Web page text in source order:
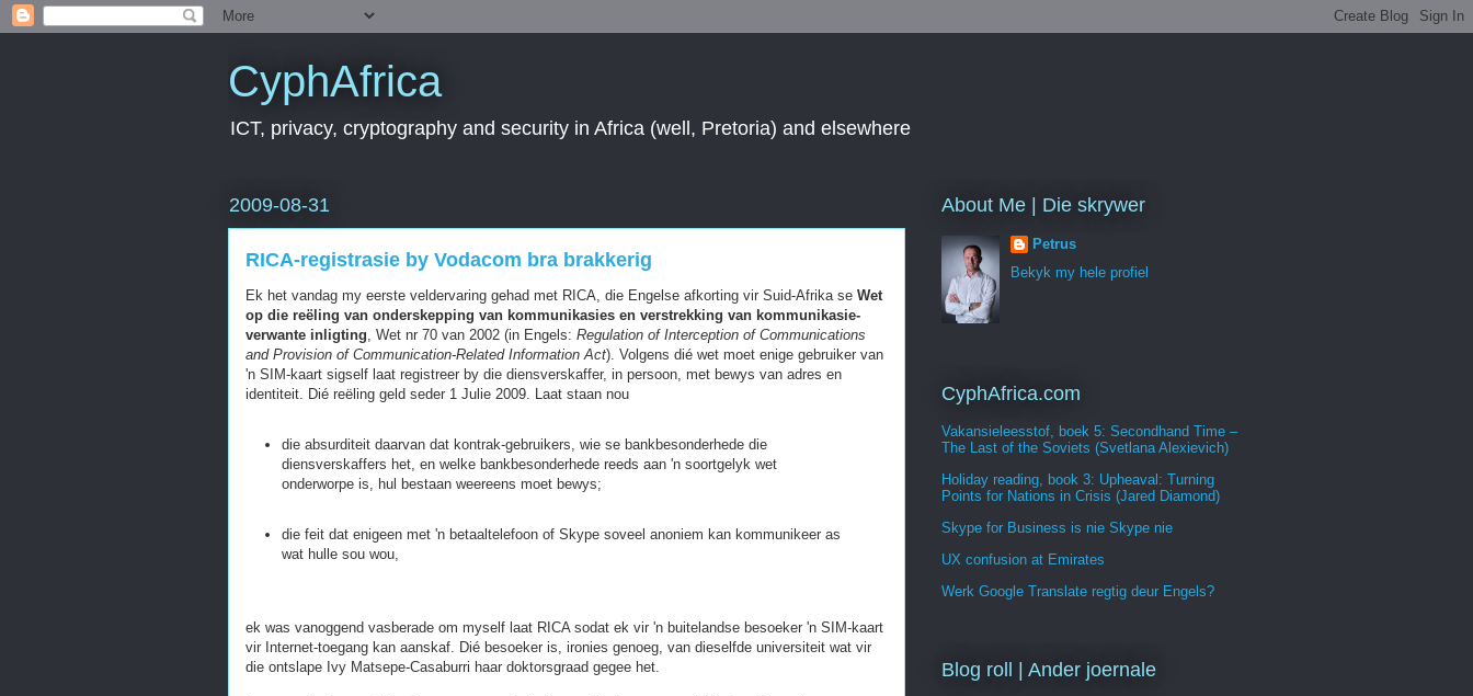
CyphAfrica
ICT, privacy, cryptography and security in Africa (well, Pretoria) and elsewhere
2009-08-31
RICA-registrasie by Vodacom bra brakkerig
Ek het vandag my eerste veldervaring gehad met RICA, die Engelse afkorting vir Suid-Afrika se Wet
op die reëling van onderskepping van kommunikasies en verstrekking van kommunikasie-
verwante inligting, Wet nr 70 van 2002 (in Engels: Regulation of Interception of Communications
and Provision of Communication-Related Information Act). Volgens dié wet moet enige gebruiker van
'n SIM-kaart sigself laat registreer by die diensverskaffer, in persoon, met bewys van adres en
identiteit. Dié reëling geld seder 1 Julie 2009. Laat staan nou
die absurditeit daarvan dat kontrak-gebruikers, wie se bankbesonderhede die
diensverskaffers het, en welke bankbesonderhede reeds aan 'n soortgelyk wet
onderworpe is, hul bestaan weereens moet bewys;
die feit dat enigeen met 'n betaaltelefoon of Skype soveel anoniem kan kommunikeer as
wat hulle sou wou,
ek was vanoggend vasberade om myself laat RICA sodat ek vir 'n buitelandse besoeker 'n SIM-kaart
vir Internet-toegang kan aanskaf. Dié besoeker is, ironies genoeg, van dieselfde universiteit wat vir
die ontslape Ivy Matsepe-Casaburri haar doktorsgraad gegee het.
About Me | Die skrywer
Petrus
Bekyk my hele profiel
CyphAfrica.com
Vakansieleesstof, boek 5: Secondhand Time –
The Last of the Soviets (Svetlana Alexievich)
Holiday reading, book 3: Upheaval: Turning
Points for Nations in Crisis (Jared Diamond)
Skype for Business is nie Skype nie
UX confusion at Emirates
Werk Google Translate regtig deur Engels?
Blog roll | Ander joernale